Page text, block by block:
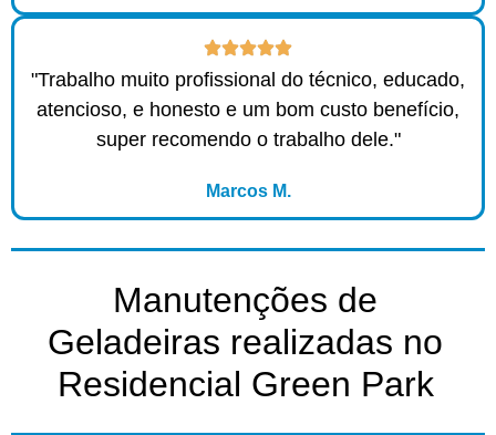
"Trabalho muito profissional do técnico, educado,
atencioso, e honesto e um bom custo benefício,
super recomendo o trabalho dele."
Marcos M.
Manutenções de
Geladeiras realizadas no
Residencial Green Park​